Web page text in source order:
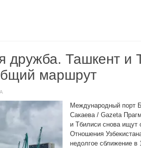
дружба. Ташкент и
маршрут
Международный порт
Сакаева / Gazeta
и Тбилиси снова
Отношения
недолгое сближение